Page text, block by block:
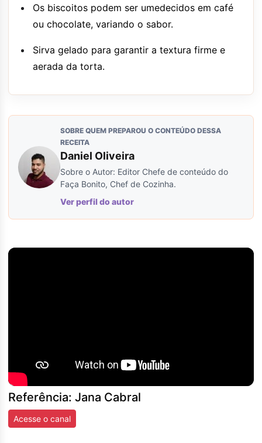
Os biscoitos podem ser umedecidos em café
ou chocolate, variando o sabor.
Sirva gelado para garantir a textura firme e
aerada da torta.
SOBRE QUEM PREPAROU O CONTEÚDO DESSA
RECEITA
Daniel Oliveira
Sobre o Autor: Editor Chefe de conteúdo do
Faça Bonito, Chef de Cozinha.
Ver perfil do autor
Referência: Jana Cabral
Acesse o canal